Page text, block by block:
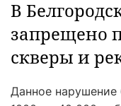
В
запрещено
скверы и
Данное нарушение